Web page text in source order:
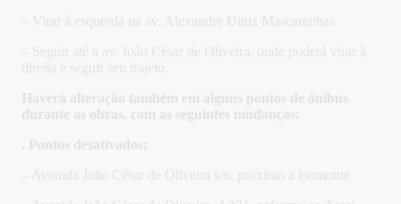
– Virar à esquerda na av. Alexandre Diniz Mascarenhas
– Seguir até a av. João César de Oliveira, onde poderá virar à
direita e seguir seu trajeto.
Haverá alteração também em alguns pontos de ônibus
durante as obras, com as seguintes mudanças:
. Pontos desativados:
– Avenida João César de Oliveira s/n, próximo a Isomonte